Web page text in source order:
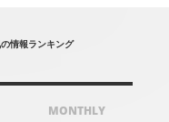
の情報ランキング
MONTHLY